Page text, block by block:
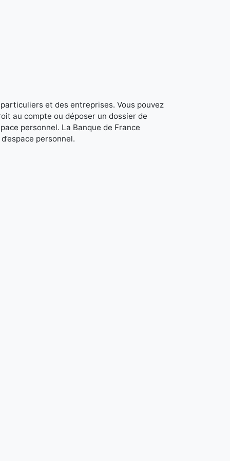
et des entreprises. Vous pouvez
au compte ou déposer un dossier de
personnel. La Banque de France
personnel.